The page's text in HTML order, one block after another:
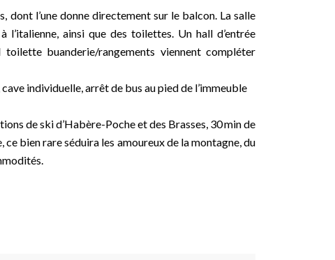
dont l’une donne directement sur le balcon. La salle
ainsi que des toilettes. Un hall d’entrée
buanderie/rangements viennent compléter
individuelle, arrêt de bus au pied de l’immeuble
de ski d’Habère-Poche et des Brasses, 30 min de
ce bien rare séduira les amoureux de la montagne, du